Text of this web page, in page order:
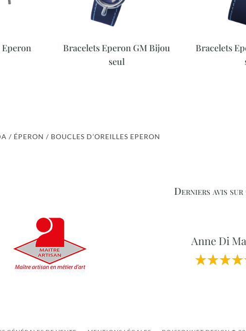
Eperon
Bracelets Eperon GM Bijou
seul
Bracelets
/ ÉPERON / BOUCLES D’OREILLES EPERON
Derniers avis
Anne Di